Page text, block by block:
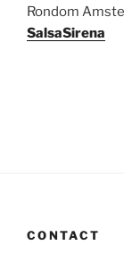
Rondom
SalsaSirena
CONTACT